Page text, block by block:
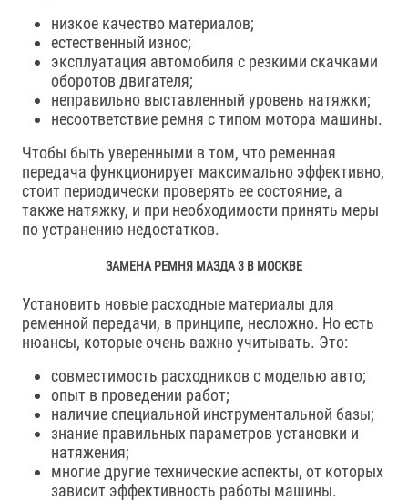
низкое качество материалов;
естественный износ;
эксплуатация автомобиля с резкими скачками
оборотов двигателя;
неправильно выставленный уровень натяжки;
несоответствие ремня с типом мотора машины.
Чтобы быть уверенными в том, что ременная
передача функционирует максимально эффективно,
стоит периодически проверять ее состояние, а
также натяжку, и при необходимости принять меры
по устранению недостатков.
ЗАМЕНА РЕМНЯ МАЗДА 3 В МОСКВЕ
Установить новые расходные материалы для
ременной передачи, в принципе, несложно. Но есть
нюансы, которые очень важно учитывать. Это:
совместимость расходников с моделью авто;
опыт в проведении работ;
наличие специальной инструментальной базы;
знание правильных параметров установки и
натяжения;
многие другие технические аспекты, от которых
зависит эффективность работы машины.